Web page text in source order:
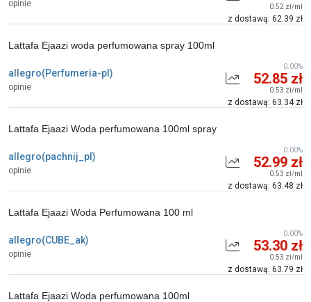
opinie 0.52 zł/ml
z dostawą: 62.39 zł
allegro(Perfumeria-pl)
opinie
Lattafa Ejaazi woda perfumowana spray 100ml
52.85 zł
0.53 zł/ml
z dostawą: 63.34 zł
0.00%
allegro(pachnij_pl)
opinie
Lattafa Ejaazi Woda perfumowana 100ml spray
52.99 zł
0.53 zł/ml
z dostawą: 63.48 zł
0.00%
allegro(CUBE_ak)
opinie
Lattafa Ejaazi Woda Perfumowana 100 ml
53.30 zł
0.53 zł/ml
z dostawą: 63.79 zł
0.00%
Lattafa Ejaazi Woda perfumowana 100ml